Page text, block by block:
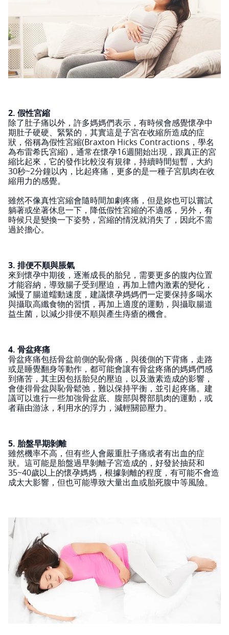
2. 假性宮縮
除了肚子痛以外，許多媽媽們表示，有時候會感覺懷孕中
期肚子硬硬、緊緊的，其實這是子宮在收縮所造成的症
狀，俗稱為假性宮縮(Braxton Hicks Contractions，學名
為布雷希氏宮縮)，通常在懷孕16週開始出現，跟真正的宮
縮比起來，它的發作比較沒有規律，持續時間短暫，大約
30秒~2分鐘以內，比起疼痛，更多的是一種子宮肌肉在收
縮用力的感覺。
雖然不像真性宮縮會隨時間加劇疼痛，但是妳也可以嘗試
躺著或坐著休息一下，降低假性宮縮的不適感，另外，有
時候只是變換一下姿勢，宮縮的情況就消失了，因此不需
過於擔心。
3. 排便不順與脹氣
來到懷孕中期後，逐漸成長的胎兒，需要更多的腹內位置
才能容納，導致腸子受到壓迫，再加上體內激素的變化，
減慢了腸道蠕動速度，建議懷孕媽媽們一定要保持多喝水
與攝取高纖食物的習慣，再加上適度的運動，與攝取腸道
益生菌，以減少排便不順與產生痔瘡的機會。
4. 骨盆疼痛
骨盆疼痛包括骨盆前側的恥骨痛，與後側的下背痛，走路
或是睡覺翻身等動作，都可能會讓有骨盆疼痛的媽媽們感
到痛苦，其主因包括胎兒的壓迫，以及激素造成的影響，
會使得骨盆與恥骨鬆弛，難以保持平衡，並引起疼痛。建
議可以進行一些加強骨盆底、腹部與臀部肌肉的運動，或
者藉由游泳，利用水的浮力，減輕關節壓力。
5. 胎盤早期剝離
雖然機率不高，但有些人會嚴重肚子痛或者有出血的症
狀。這可能是胎盤過早剝離子宮造成的，好發於抽菸和
35~40歲以上的懷孕媽媽，根據剝離的程度，有可能不會造
成太大影響，但也可能導致大量出血或胎死腹中等風險。